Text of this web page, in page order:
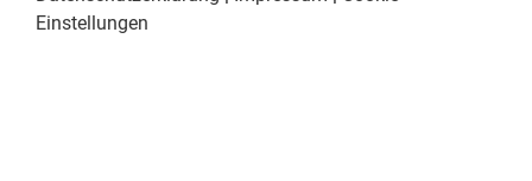
Einstellungen